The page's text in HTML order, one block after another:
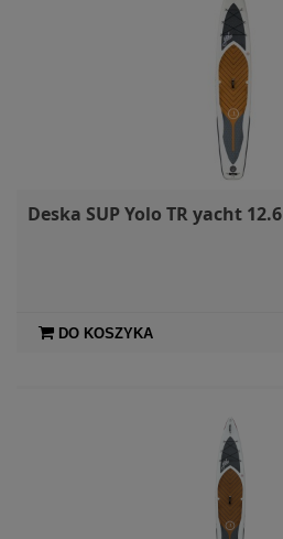
Deska SUP Yolo TR yacht 12.6
DO KOSZYKA